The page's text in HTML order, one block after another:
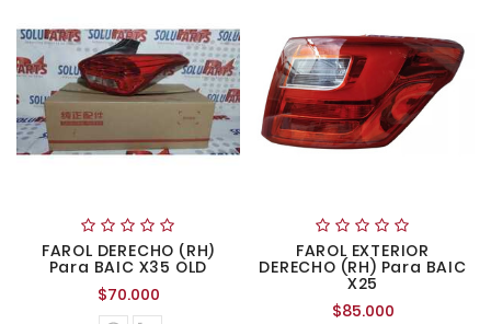
FAROL DERECHO (RH)
Para BAIC X35 OLD
$70.000Precio
normal
FAROL EXTERIOR
DERECHO (RH) Para BAIC
X25
$85.000Precio